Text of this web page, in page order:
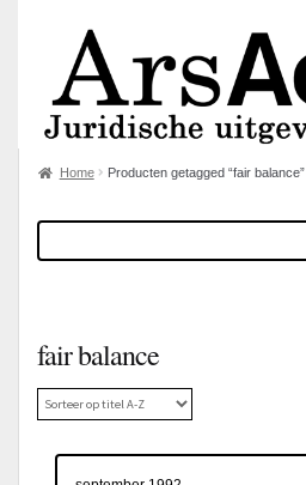
Home Producten getagged “fair balance”
fair balance